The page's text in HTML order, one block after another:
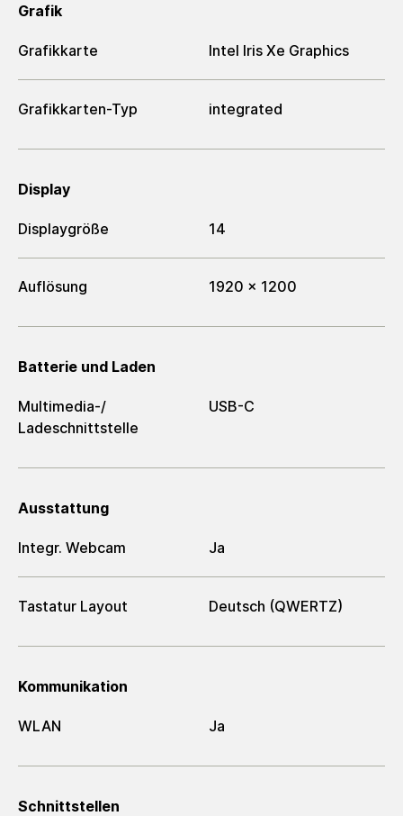
Grafik
Grafikkarte Intel Iris Xe Graphics
Grafikkarten-Typ integrated
Display
Displaygröße 14
Auflösung 1920 x 1200
Batterie und Laden
Multimedia-/​
Ladeschnittstelle
USB-C
Ausstattung
Integr. Webcam Ja
Tastatur Layout Deutsch (QWERTZ)
Kommunikation
WLAN Ja
Schnittstellen